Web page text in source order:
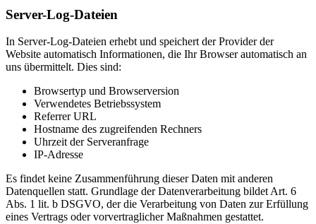
Server-Log-Dateien
In Server-Log-Dateien erhebt und speichert der Provider der
Website automatisch Informationen, die Ihr Browser automatisch an
uns übermittelt. Dies sind:
Browsertyp und Browserversion
Verwendetes Betriebssystem
Referrer URL
Hostname des zugreifenden Rechners
Uhrzeit der Serveranfrage
IP-Adresse
Es findet keine Zusammenführung dieser Daten mit anderen
Datenquellen statt. Grundlage der Datenverarbeitung bildet Art. 6
Abs. 1 lit. b DSGVO, der die Verarbeitung von Daten zur Erfüllung
eines Vertrags oder vorvertraglicher Maßnahmen gestattet.